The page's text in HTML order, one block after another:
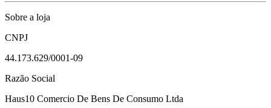
Sobre a loja
CNPJ
44.173.629/0001-09
Razão Social
Haus10 Comercio De Bens De Consumo Ltda